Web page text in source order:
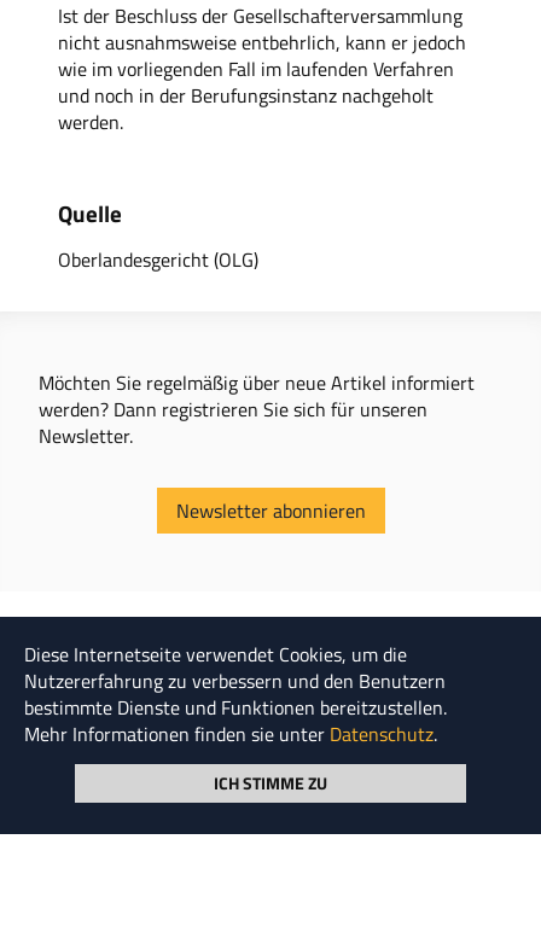
Ist der Beschluss der Gesellschafterversammlung
nicht ausnahmsweise entbehrlich, kann er jedoch
wie im vorliegenden Fall im laufenden Verfahren
und noch in der Berufungsinstanz nachgeholt
werden.
Quelle
Oberlandesgericht (OLG)
Möchten Sie regelmäßig über neue Artikel informiert
werden? Dann registrieren Sie sich für unseren
Newsletter.
Newsletter abonnieren
"Staatshaushalt = Ein Haushalt, in dem alle essen
Diese Internetseite verwendet Cookies, um die
Nutzererfahrung zu verbessern und den Benutzern
bestimmte Dienste und Funktionen bereitzustellen.
Mehr Informationen finden sie unter Datenschutz.
ICH STIMME ZU